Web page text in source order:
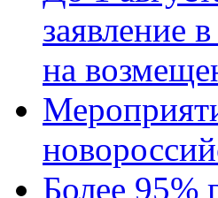
заявление
на
Более 95%